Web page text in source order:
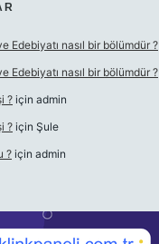
Edebiyatı nasıl bir bölümdür ?
Edebiyatı nasıl bir bölümdür ?
?için admin
?için Şule
? için admin